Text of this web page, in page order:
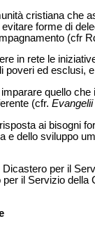
cristiana che
forme di
(cfr
in rete le
poveri ed
quello
(cfr.
ai bisogni
e dello sviluppo
Dicastero per il
il Servizio